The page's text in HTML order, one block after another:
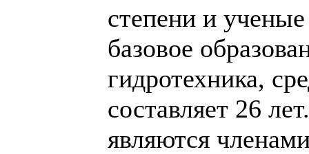
степени и
базовое
гидротехника,
составляет 26
являются